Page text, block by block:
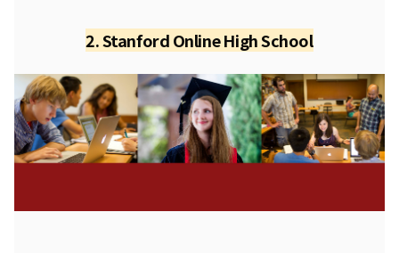
2. Stanford Online High School